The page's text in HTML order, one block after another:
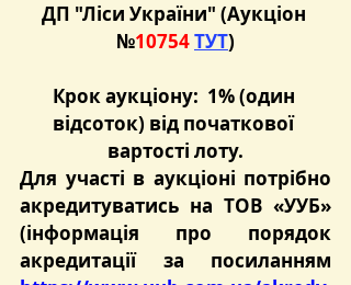
ДП "Ліси України" (Аукціон
№10754ТУТ)
Крок аукціону:  1% (один
відсоток) від початкової
вартості лоту.
Для участі в аукціоні потрібно
акредитуватись на ТОВ «УУБ»
(інформація про порядок